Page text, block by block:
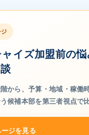
イズ加盟前の悩
から、予算・地域・稼働
候補本部を第三者視点で
ジを見る